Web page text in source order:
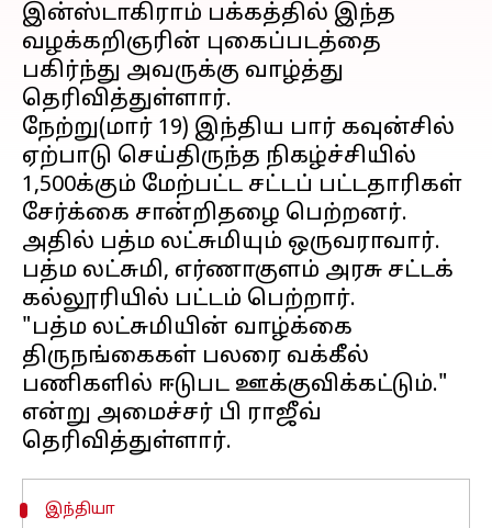
இன்ஸ்டாகிராம் பக்கத்தில் இந்த
வழக்கறிஞரின் புகைப்படத்தை
பகிர்ந்து அவருக்கு வாழ்த்து
தெரிவித்துள்ளார்.
நேற்று(மார் 19) இந்திய பார் கவுன்சில்
ஏற்பாடு செய்திருந்த நிகழ்ச்சியில்
1,500க்கும் மேற்பட்ட சட்டப் பட்டதாரிகள்
சேர்க்கை சான்றிதழை பெற்றனர்.
அதில் பத்ம லட்சுமியும் ஒருவராவார்.
பத்ம லட்சுமி, எர்ணாகுளம் அரசு சட்டக்
கல்லூரியில் பட்டம் பெற்றார்.
"பத்ம லட்சுமியின் வாழ்க்கை
திருநங்கைகள் பலரை வக்கீல்
பணிகளில் ஈடுபட ஊக்குவிக்கட்டும்."
என்று அமைச்சர் பி ராஜீவ்
இந்தியா